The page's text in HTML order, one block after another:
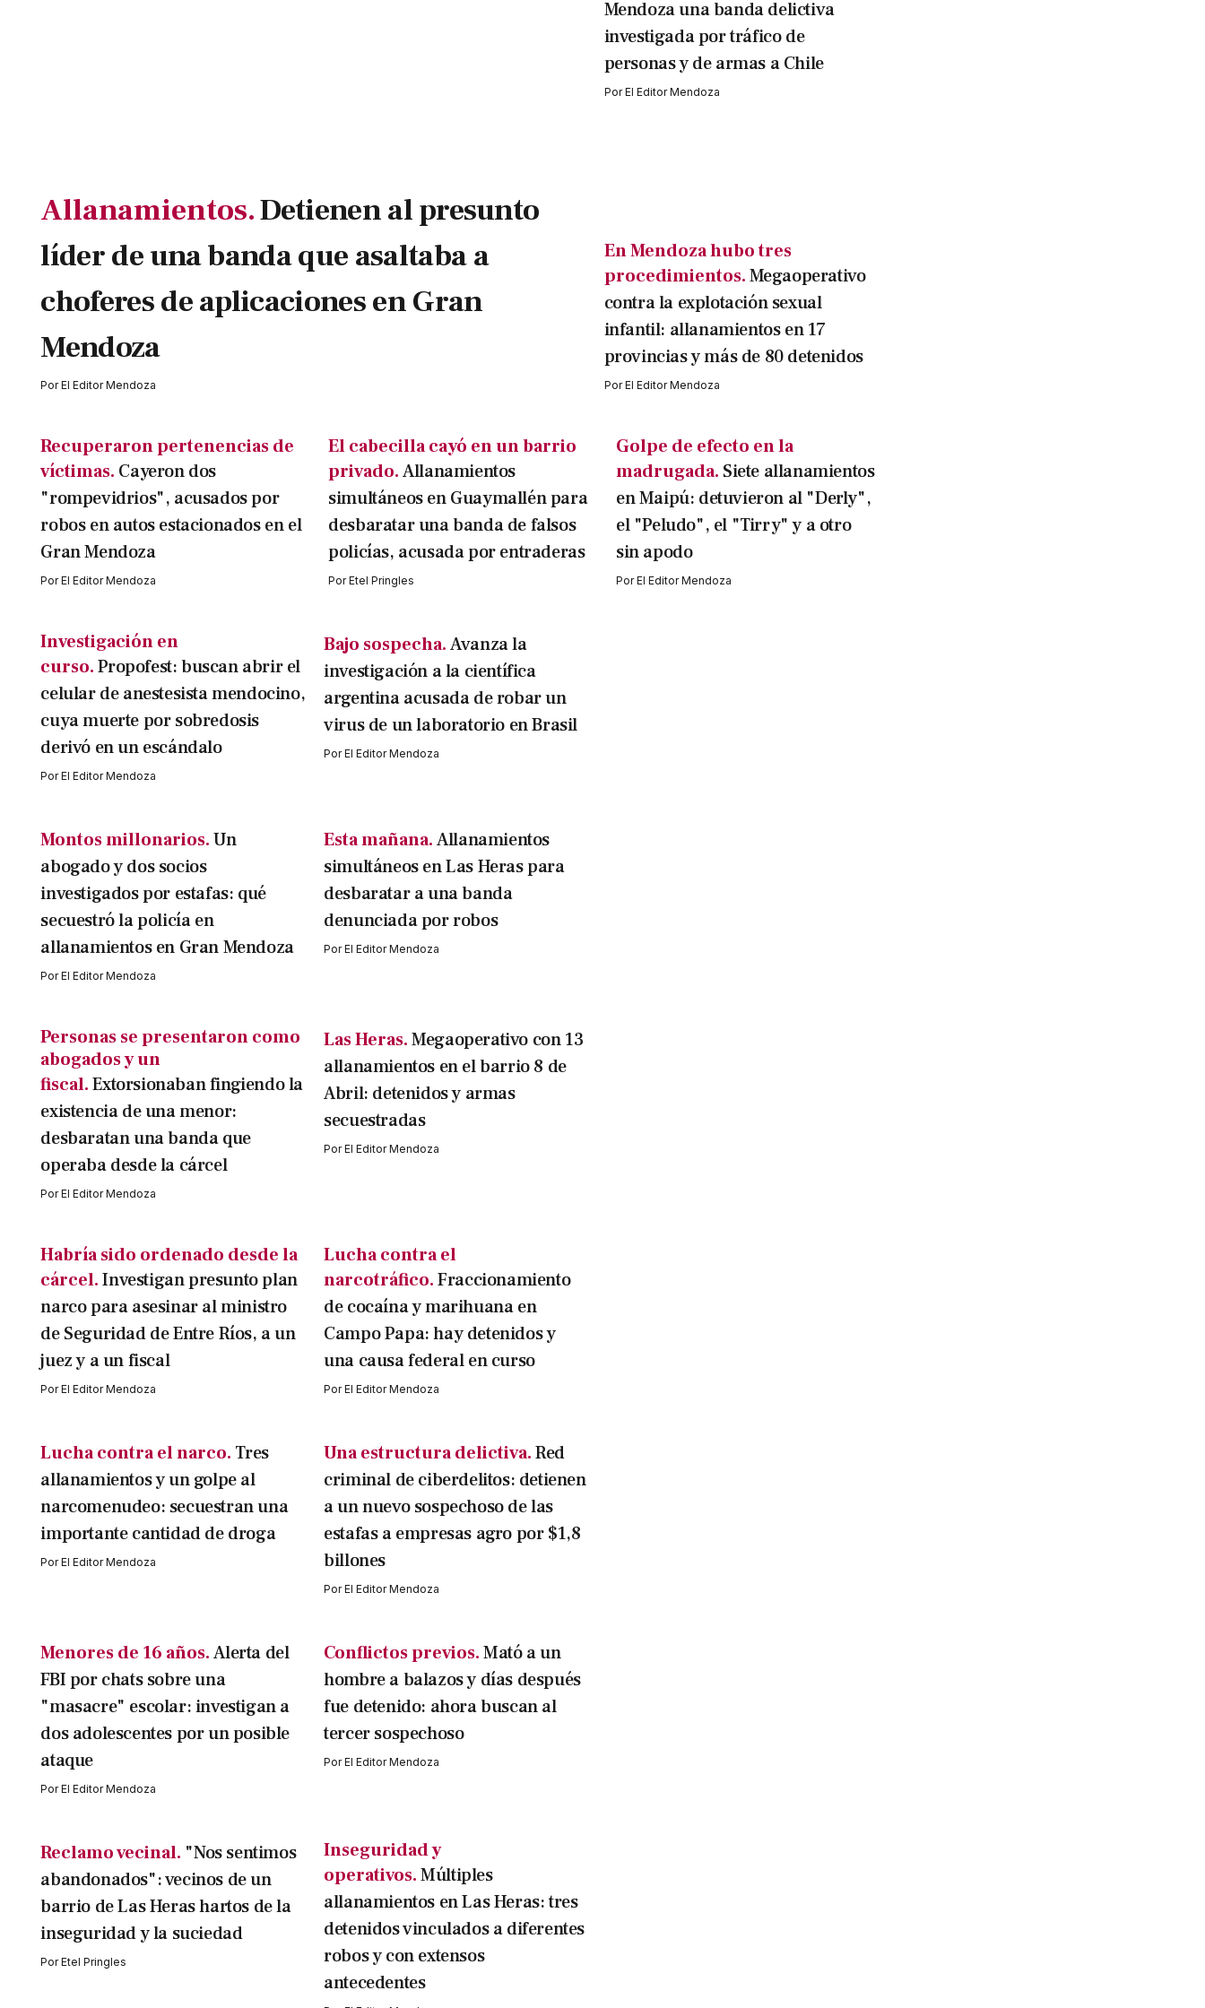
Allanamientos.Detienen al presunto
líder de una banda que asaltaba a
choferes de aplicaciones en Gran
Mendoza
PorEl Editor Mendoza
Mendoza una banda delictiva
investigada por tráfico de
personas y de armas a Chile
PorEl Editor Mendoza
En Mendoza hubo tres
procedimientos.Megaoperativo
contra la explotación sexual
infantil: allanamientos en 17
provincias y más de 80 detenidos
PorEl Editor Mendoza
Recuperaron pertenencias de
víctimas. Cayeron dos
"rompevidrios", acusados por
robos en autos estacionados en el
Gran Mendoza
PorEl Editor Mendoza
El cabecilla cayó en un barrio
privado.Allanamientos
simultáneos en Guaymallén para
desbaratar una banda de falsos
policías, acusada por entraderas
PorEtel Pringles
Golpe de efecto en la
madrugada. Siete allanamientos
en Maipú: detuvieron al "Derly",
el "Peludo", el "Tirry" y a otro
sin apodo
PorEl Editor Mendoza
Investigación en
curso. Propofest: buscan abrir el
celular de anestesista mendocino,
cuya muerte por sobredosis
derivó en un escándalo
PorEl Editor Mendoza
Bajo sospecha.Avanza la
investigación a la científica
argentina acusada de robar un
virus de un laboratorio en Brasil
PorEl Editor Mendoza
Montos millonarios. Un
abogado y dos socios
investigados por estafas: qué
secuestró la policía en
allanamientos en Gran Mendoza
PorEl Editor Mendoza
Esta mañana.Allanamientos
simultáneos en Las Heras para
desbaratar a una banda
denunciada por robos
PorEl Editor Mendoza
Personas se presentaron como
abogados y un
fiscal. Extorsionaban fingiendo la
existencia de una menor:
desbaratan una banda que
operaba desde la cárcel
PorEl Editor Mendoza
Las Heras.Megaoperativo con 13
allanamientos en el barrio 8 de
Abril: detenidos y armas
secuestradas
PorEl Editor Mendoza
Habría sido ordenado desde la
cárcel. Investigan presunto plan
narco para asesinar al ministro
de Seguridad de Entre Ríos, a un
juez y a un fiscal
PorEl Editor Mendoza
Lucha contra el
narcotráfico.Fraccionamiento
de cocaína y marihuana en
Campo Papa: hay detenidos y
una causa federal en curso
PorEl Editor Mendoza
Lucha contra el narco. Tres
allanamientos y un golpe al
narcomenudeo: secuestran una
importante cantidad de droga
PorEl Editor Mendoza
Una estructura delictiva.Red
criminal de ciberdelitos: detienen
a un nuevo sospechoso de las
estafas a empresas agro por $1,8
billones
PorEl Editor Mendoza
Menores de 16 años. Alerta del
FBI por chats sobre una
"masacre" escolar: investigan a
dos adolescentes por un posible
ataque
PorEl Editor Mendoza
Conflictos previos.Mató a un
hombre a balazos y días después
fue detenido: ahora buscan al
tercer sospechoso
PorEl Editor Mendoza
Reclamo vecinal. "Nos sentimos
abandonados": vecinos de un
barrio de Las Heras hartos de la
inseguridad y la suciedad
PorEtel Pringles
Inseguridad y
operativos.Múltiples
allanamientos en Las Heras: tres
detenidos vinculados a diferentes
robos y con extensos
antecedentes